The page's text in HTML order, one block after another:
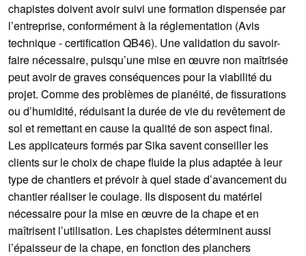
chapistes doivent avoir suivi une formation dispensée par
l’entreprise, conformément à la réglementation (Avis
technique - certification QB46). Une validation du savoir-
faire nécessaire, puisqu’une mise en œuvre non maîtrisée
peut avoir de graves conséquences pour la viabilité du
projet. Comme des problèmes de planéité, de fissurations
ou d’humidité, réduisant la durée de vie du revêtement de
sol et remettant en cause la qualité de son aspect final.
Les applicateurs formés par Sika savent conseiller les
clients sur le choix de chape fluide la plus adaptée à leur
type de chantiers et prévoir à quel stade d’avancement du
chantier réaliser le coulage. Ils disposent du matériel
nécessaire pour la mise en œuvre de la chape et en
maîtrisent l’utilisation. Les chapistes déterminent aussi
l’épaisseur de la chape, en fonction des planchers